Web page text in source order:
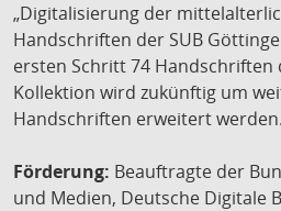
„Digitalisierung der
Handschriften der SUB
ersten Schritt 74 Handschriften
Kollektion wird zukünftig um
Handschriften erweitert werden.
Förderung: Beauftragte der
und Medien, Deutsche Digitale